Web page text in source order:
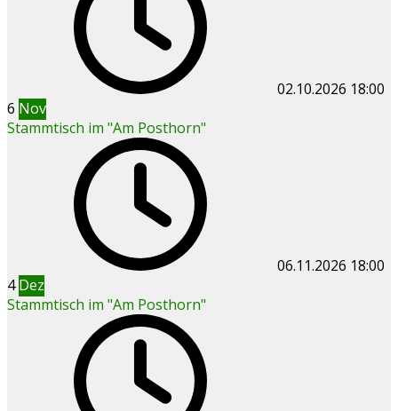
02.10.2026 18:00
6 Nov
Stammtisch im "Am Posthorn"
06.11.2026 18:00
4 Dez
Stammtisch im "Am Posthorn"